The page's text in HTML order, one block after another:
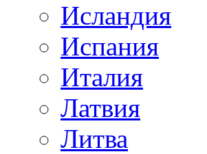
Исландия
Испания
Италия
Латвия
Литва